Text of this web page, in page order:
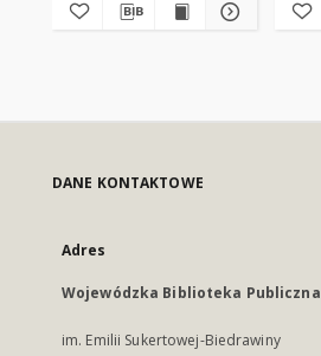
DANE KONTAKTOWE
Adres
Wojewódzka Biblioteka Publiczna
im. Emilii Sukertowej-Biedrawiny